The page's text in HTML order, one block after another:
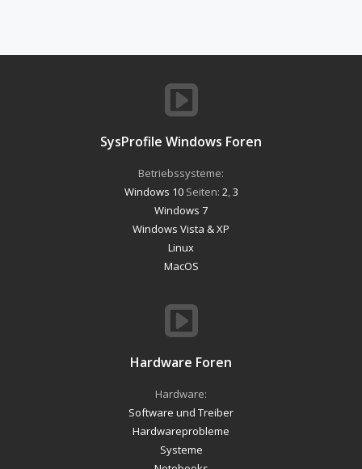
SysProfile Windows Foren
Betriebssysteme:
Windows 10Seiten: 2 3
Windows 7
Windows Vista & XP
Linux
MacOS
Hardware Foren
Hardware:
Software und Treiber
Hardwareprobleme
Systeme